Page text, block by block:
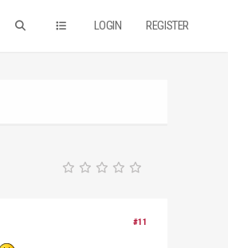
LOGIN REGISTER
#11